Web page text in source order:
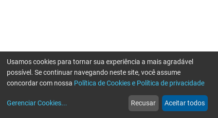
web
Notícias
more_horiz
Mais
Usamos cookies para tornar sua experiência a mais agradável
possível. Se continuar navegando neste site, você assume
concordar com nossa Política de Cookies e Política de privacidade
Gerenciar Cookies... Recusar Aceitar todos
Erro ao enviar informações, por favor tente novamente